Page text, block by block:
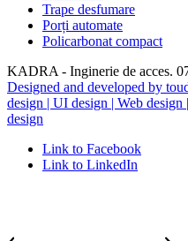
Trape desfumare
Porți automate
Policarbonat compact
KADRA - Inginerie de acces.
Designed and developed by
design | UI design | Web
design
Link to Facebook
Link to LinkedIn